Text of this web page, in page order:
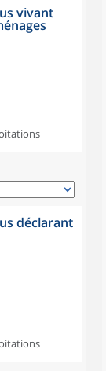
vivant
déclarant